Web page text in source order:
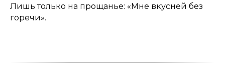
Лишь только на прощанье: «Мне вкусней без
горечи».